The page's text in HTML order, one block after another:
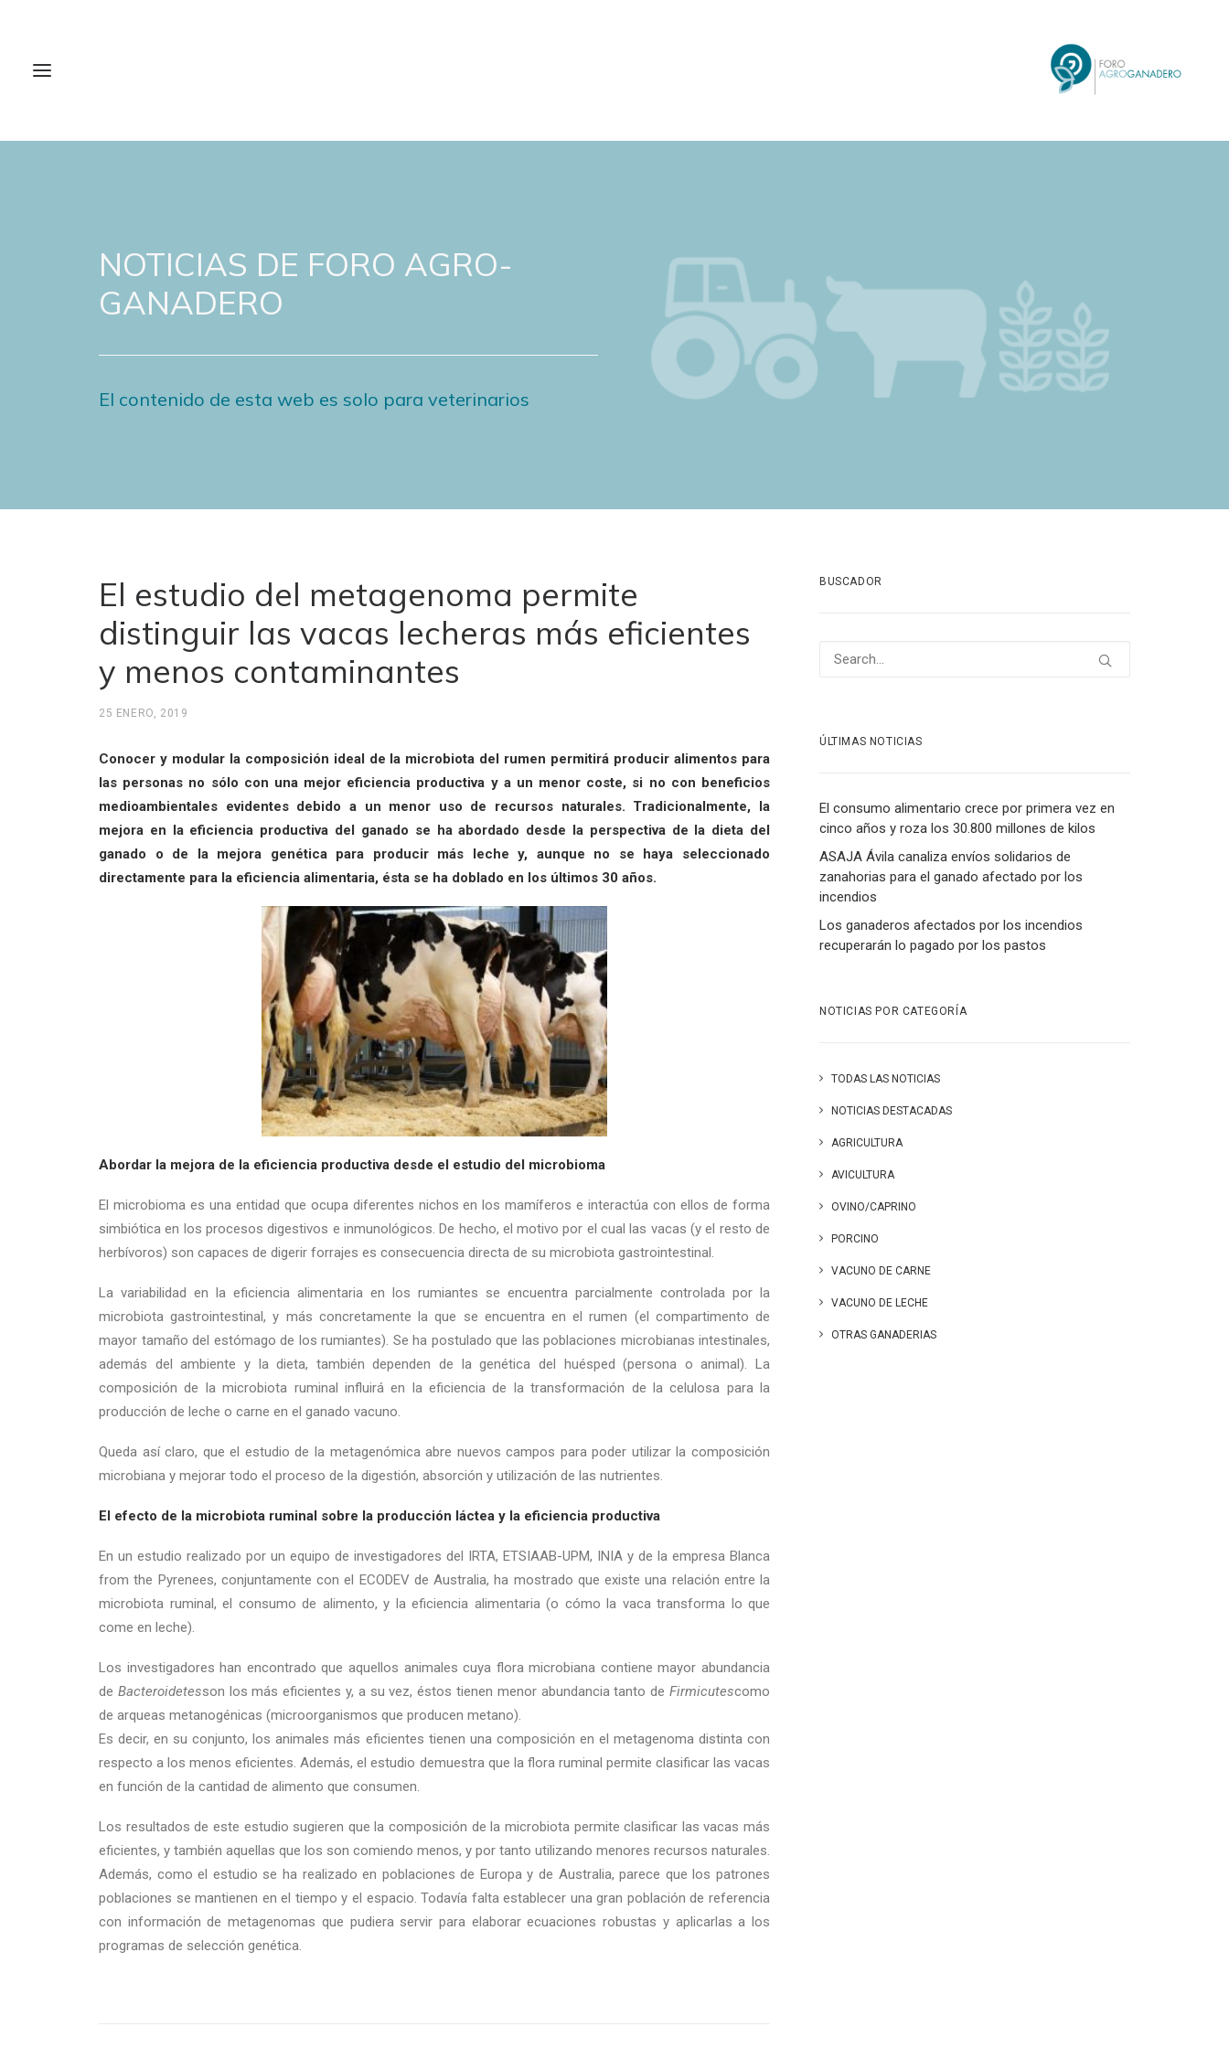
NOTICIAS DE FORO AGRO-
GANADERO
El contenido de esta web es solo para veterinarios
El estudio del metagenoma permite
distinguir las vacas lecheras más eficientes
y menos contaminantes
25 ENERO, 2019
Conocer y modular la composición ideal de la microbiota del rumen permitirá producir alimentos para
las personas no sólo con una mejor eficiencia productiva y a un menor coste, si no con beneficios
medioambientales evidentes debido a un menor uso de recursos naturales. Tradicionalmente, la
mejora en la eficiencia productiva del ganado se ha abordado desde la perspectiva de la dieta del
ganado o de la mejora genética para producir más leche y, aunque no se haya seleccionado
directamente para la eficiencia alimentaria, ésta se ha doblado en los últimos 30 años.
Abordar la mejora de la eficiencia productiva desde el estudio del microbioma
El microbioma es una entidad que ocupa diferentes nichos en los mamíferos e interactúa con ellos de forma
simbiótica en los procesos digestivos e inmunológicos. De hecho, el motivo por el cual las vacas (y el resto de
herbívoros) son capaces de digerir forrajes es consecuencia directa de su microbiota gastrointestinal.
La variabilidad en la eficiencia alimentaria en los rumiantes se encuentra parcialmente controlada por la
microbiota gastrointestinal, y más concretamente la que se encuentra en el rumen (el compartimento de
mayor tamaño del estómago de los rumiantes). Se ha postulado que las poblaciones microbianas intestinales,
además del ambiente y la dieta, también dependen de la genética del huésped (persona o animal). La
composición de la microbiota ruminal influirá en la eficiencia de la transformación de la celulosa para la
producción de leche o carne en el ganado vacuno.
Queda así claro, que el estudio de la metagenómica abre nuevos campos para poder utilizar la composición
microbiana y mejorar todo el proceso de la digestión, absorción y utilización de las nutrientes.
El efecto de la microbiota ruminal sobre la producción láctea y la eficiencia productiva
En un estudio realizado por un equipo de investigadores del IRTA, ETSIAAB-UPM, INIA y de la empresa Blanca
from the Pyrenees, conjuntamente con el ECODEV de Australia, ha mostrado que existe una relación entre la
microbiota ruminal, el consumo de alimento, y la eficiencia alimentaria (o cómo la vaca transforma lo que
come en leche).
Los investigadores han encontrado que aquellos animales cuya flora microbiana contiene mayor abundancia
de Bacteroidetesson los más eficientes y, a su vez, éstos tienen menor abundancia tanto deFirmicutescomo
de arqueas metanogénicas (microorganismos que producen metano).
Es decir, en su conjunto, los animales más eficientes tienen una composición en el metagenoma distinta con
respecto a los menos eficientes. Además, el estudio demuestra que la flora ruminal permite clasificar las vacas
en función de la cantidad de alimento que consumen.
Los resultados de este estudio sugieren que la composición de la microbiota permite clasificar las vacas más
eficientes, y también aquellas que los son comiendo menos, y por tanto utilizando menores recursos naturales.
Además, como el estudio se ha realizado en poblaciones de Europa y de Australia, parece que los patrones
poblaciones se mantienen en el tiempo y el espacio. Todavía falta establecer una gran población de referencia
con información de metagenomas que pudiera servir para elaborar ecuaciones robustas y aplicarlas a los
programas de selección genética.
BUSCADOR
ÚLTIMAS NOTICIAS
El consumo alimentario crece por primera vez en
cinco años y roza los 30.800 millones de kilos
ASAJA Ávila canaliza envíos solidarios de
zanahorias para el ganado afectado por los
incendios
Los ganaderos afectados por los incendios
recuperarán lo pagado por los pastos
NOTICIAS POR CATEGORÍA
TODAS LAS NOTICIAS
NOTICIAS DESTACADAS
AGRICULTURA
AVICULTURA
OVINO/CAPRINO
PORCINO
VACUNO DE CARNE
VACUNO DE LECHE
OTRAS GANADERIAS